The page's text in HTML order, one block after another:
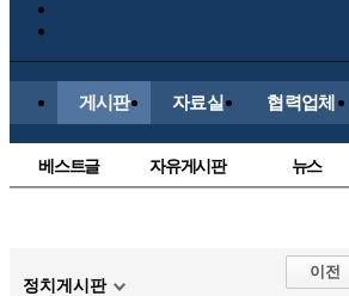
게시판 자료실 협력업체
베스트글 자유게시판 뉴스
해외축구
정치게시판
이전